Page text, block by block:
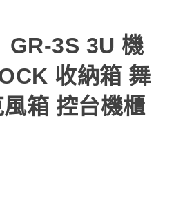
GR-3S 3U 機
收納箱 舞
箱 控台機櫃